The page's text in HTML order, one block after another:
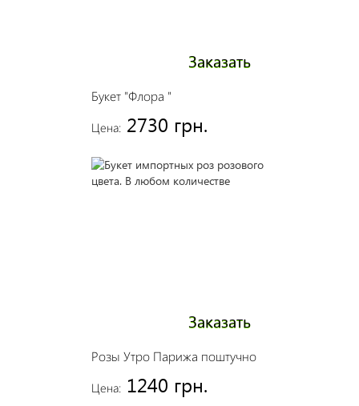
Букет "Флора "
Цена: 2730 грн.
Заказать
Розы Утро Парижа поштучно
Цена: 1240 грн.
Заказать